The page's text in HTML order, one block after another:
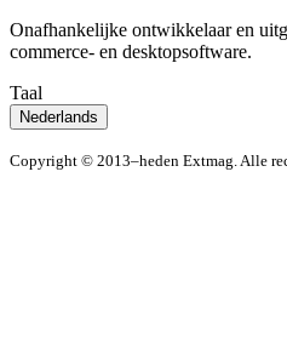
Onafhankelijke ontwikkelaar en
commerce- en desktopsoftware.
Taal
Nederlands
Copyright © 2013–heden Extmag. Alle